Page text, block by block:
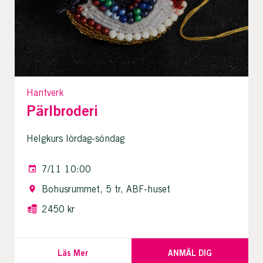
Hantverk
Pärlbroderi
Helgkurs lördag-söndag
7/11 10:00
Bohusrummet, 5 tr, ABF-huset
2450 kr
Läs Mer ANMÄL DIG